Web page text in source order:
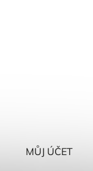
MŮJ ÚČET